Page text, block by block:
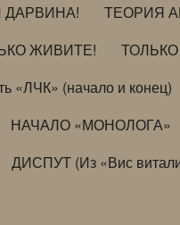
ДАРВИНА!
ТЕОРИЯ
ЖИВИТЕ!
«ЛЧК» (начало и конец)
НАЧАЛО «МОНОЛОГА»
ДИСПУТ (Из «Вис